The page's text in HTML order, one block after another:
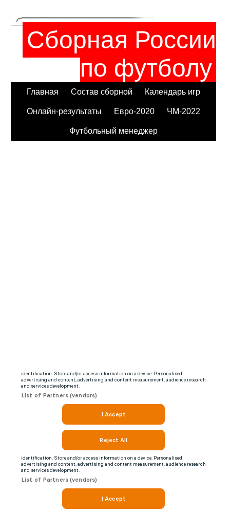
Сборная России
по футболу
Главная Состав сборной Календарь игр
Онлайн-результаты Евро-2020 ЧМ-2022
Футбольный менеджер